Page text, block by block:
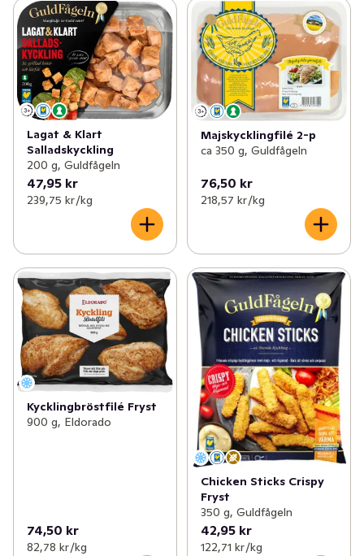
Lagat & Klart
Salladskyckling
200 g, Guldfågeln
47,95 kr
239,75 kr /kg
Majskycklingfilé 2-p
ca 350 g, Guldfågeln
76,50 kr
218,57 kr /kg
Kycklingbröstfilé Fryst
900 g, Eldorado
74,50 kr
82,78 kr /kg
Chicken Sticks Crispy
Fryst
350 g, Guldfågeln
42,95 kr
122,71 kr /kg